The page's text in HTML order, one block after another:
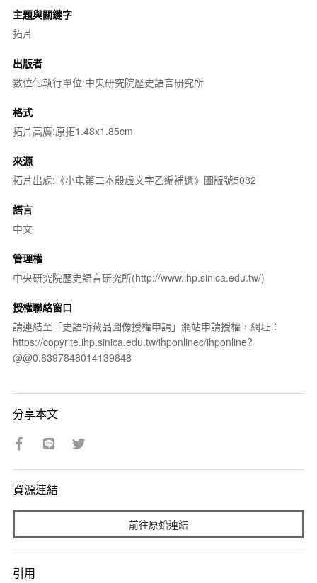
主題與關鍵字
拓片
出版者
數位化執行單位:中央研究院歷史語言研究所
格式
拓片高廣:原拓1.48x1.85cm
來源
拓片出處:《小屯第二本殷虛文字乙編補遺》圖版號5082
語言
中文
管理權
中央研究院歷史語言研究所(http://www.ihp.sinica.edu.tw/)
授權聯絡窗口
請連結至「史語所藏品圖像授權申請」網站申請授權，網址：
https://copyrite.ihp.sinica.edu.tw/ihponlinec/ihponline?
@@0.8397848014139848
分享本文
資源連結
前往原始連結
引用